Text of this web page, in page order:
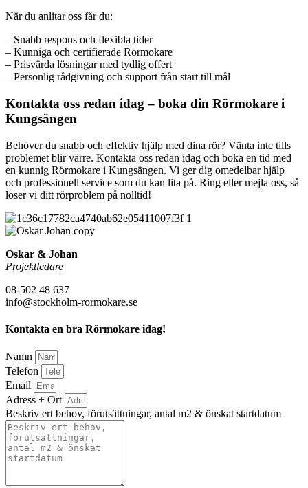
När du anlitar oss får du:
– Snabb respons och flexibla tider
– Kunniga och certifierade Rörmokare
– Prisvärda lösningar med tydlig offert
– Personlig rådgivning och support från start till mål
Kontakta oss redan idag – boka din Rörmokare i
Kungsängen
Behöver du snabb och effektiv hjälp med dina rör? Vänta inte tills
problemet blir värre. Kontakta oss redan idag och boka en tid med
en kunnig Rörmokare i Kungsängen. Vi ger dig omedelbar hjälp
och professionell service som du kan lita på. Ring eller mejla oss, så
löser vi ditt rörproblem på nolltid!
Oskar & Johan
Projektledare
08-502 48 637
info@stockholm-rormokare.se
Kontakta en bra Rörmokare idag!
Namn
Telefon
Email
Adress + Ort
Beskriv ert behov, förutsättningar, antal m2 & önskat startdatum